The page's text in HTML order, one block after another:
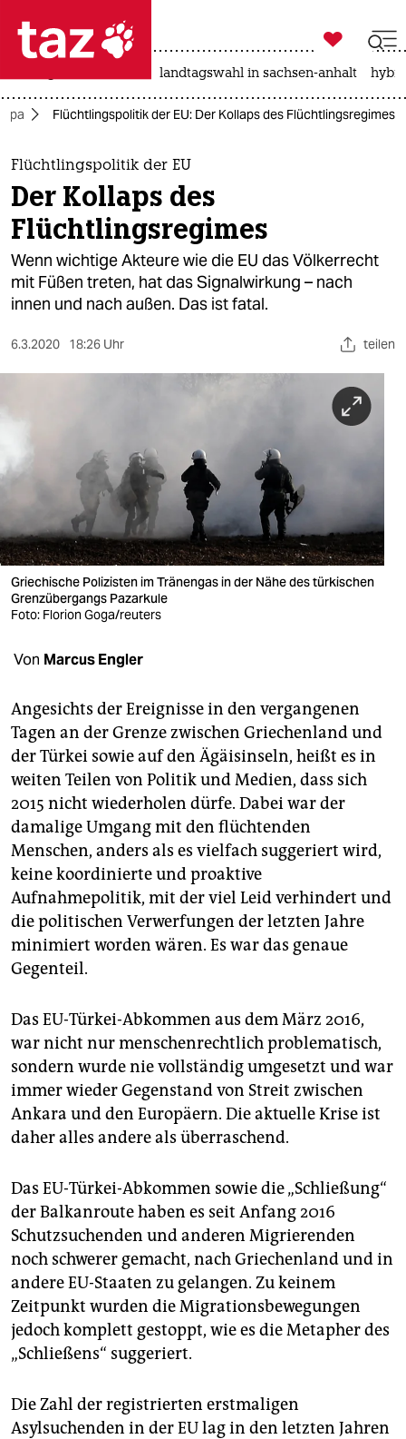
 taz zahl ich
taz zahl ich
themen
politik
öko
gesellschaft
sport
wahrheit
verlag
verlag
veranstaltungen
unterstützen
abo
genossenschaft
epaper login

taz zahl ich
landtagswahl in sachsen-anhalt
Flüchtlingspolitik der EU: Der Kollaps des Flüchtlingsregimes
Flüchtlingspolitik der EU
Der Kollaps des
Flüchtlingsregimes
Wenn wichtige Akteure wie die EU das Völkerrecht
mit Füßen treten, hat das Signalwirkung – nach
innen und nach außen. Das ist fatal.
6.3.2020 18:26 Uhr teilen
Griechische Polizisten im Tränengas in der Nähe des türkischen
Grenzübergangs Pazarkule
Foto: Florion Goga/reuters
Von Marcus Engler
Angesichts der Ereignisse in den vergangenen
Tagen an der Grenze zwischen Griechenland und
der Türkei sowie auf den Ägäisinseln, heißt es in
weiten Teilen von Politik und Medien, dass sich
2015 nicht wiederholen dürfe. Dabei war der
damalige Umgang mit den flüchtenden
Menschen, anders als es vielfach suggeriert wird,
keine koordinierte und proaktive
Aufnahmepolitik, mit der viel Leid verhindert und
die politischen Verwerfungen der letzten Jahre
minimiert worden wären. Es war das genaue
Gegenteil.
Das EU-Türkei-Abkommen aus dem März 2016,
war nicht nur menschenrechtlich problematisch,
sondern wurde nie vollständig umgesetzt und war
immer wieder Gegenstand von Streit zwischen
Ankara und den Europäern. Die aktuelle Krise ist
daher alles andere als überraschend.
Das EU-Türkei-Abkommen sowie die „Schließung“
der Balkanroute haben es seit Anfang 2016
Schutzsuchenden und anderen Migrierenden
noch schwerer gemacht, nach Griechenland und in
andere EU-Staaten zu gelangen. Zu keinem
Zeitpunkt wurden die Migrationsbewegungen
jedoch komplett gestoppt, wie es die Metapher des
„Schließens“ suggeriert.
Die Zahl der registrierten erstmaligen
Asylsuchenden in der EU lag in den letzten Jahren